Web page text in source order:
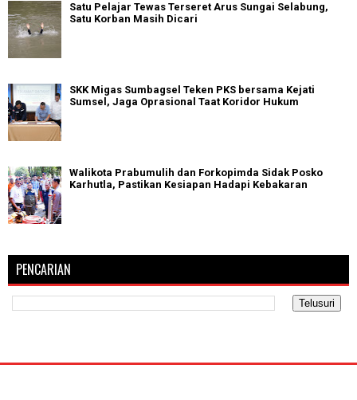
Satu Pelajar Tewas Terseret Arus Sungai Selabung,
Satu Korban Masih Dicari
SKK Migas Sumbagsel Teken PKS bersama Kejati
Sumsel, Jaga Oprasional Taat Koridor Hukum
Walikota Prabumulih dan Forkopimda Sidak Posko
Karhutla, Pastikan Kesiapan Hadapi Kebakaran
PENCARIAN